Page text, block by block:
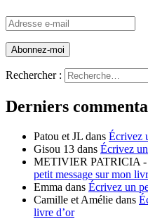
Adresse
e-
mail
Rechercher :
Derniers
Patou et JL dans Écrivez
Gisou 13 dans Écrivez
METIVIER PATRICIA
petit message sur mon
Emma dans Écrivez un
Camille et Amélie dans
livre d’or